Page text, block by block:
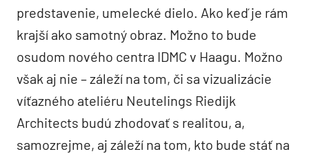
predstavenie, umelecké dielo. Ako keď je rám
krajší ako samotný obraz. Možno to bude
osudom nového centra IDMC v Haagu. Možno
však aj nie – záleží na tom, či sa vizualizácie
víťazného ateliéru Neutelings Riedijk
Architects budú zhodovať s realitou, a,
samozrejme, aj záleží na tom, kto bude stáť na